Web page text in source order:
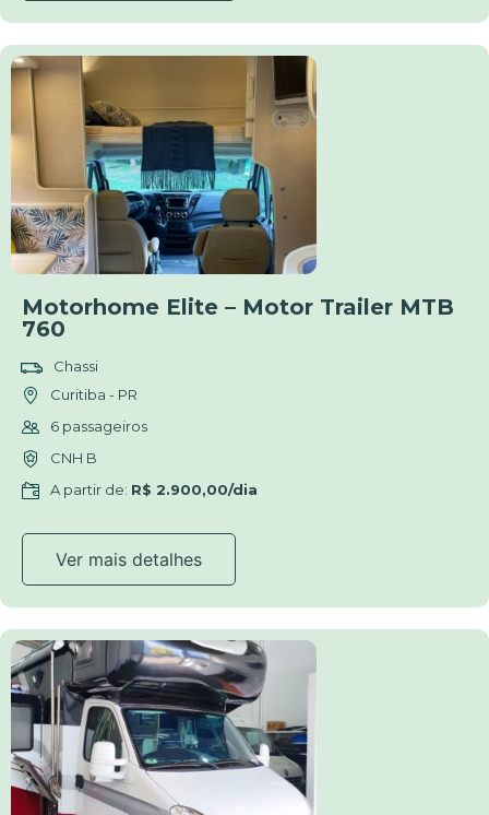
Motorhome Elite – Motor Trailer MTB
760
Chassi
Curitiba - PR
6 passageiros
CNH B
A partir de: R$ 2.900,00/dia
Ver mais detalhes